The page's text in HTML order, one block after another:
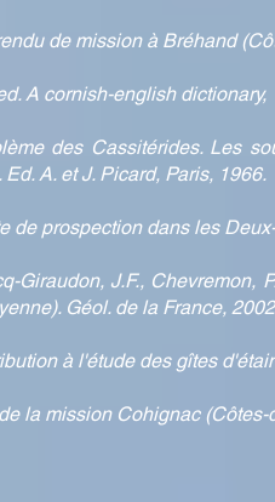
de mission à Bréhand
A cornish-english dictionary,
des Cassitérides. Les
A. et J. Picard, Paris, 1966.
de prospection dans les
Giraudon, J.F.,
Géol. de la France,
à l'étude des gîtes
la mission Cohignac